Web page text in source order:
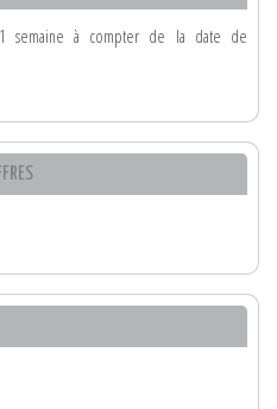
1 semaine à compter de la date de